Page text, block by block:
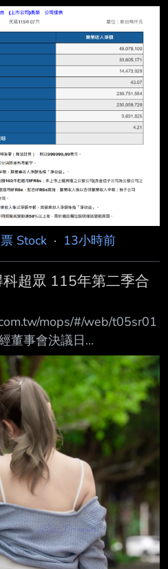
mops/web/t05st10
i.urusai.cc/VRmSu.png
i.urusai.cc/Ujduo.png
Stock · 13小時前
超眾 115年第二季合
mops/#/web/t05sr01
董事會決議日
委員會通過日期:不適用 3.
財務資訊報導期間 起訖日
XX/XX):
4.1月1日累計至本期止
5.1月1日累計至本期
元):812,056 6.1月1日累計
失) (仟元):31,860 7